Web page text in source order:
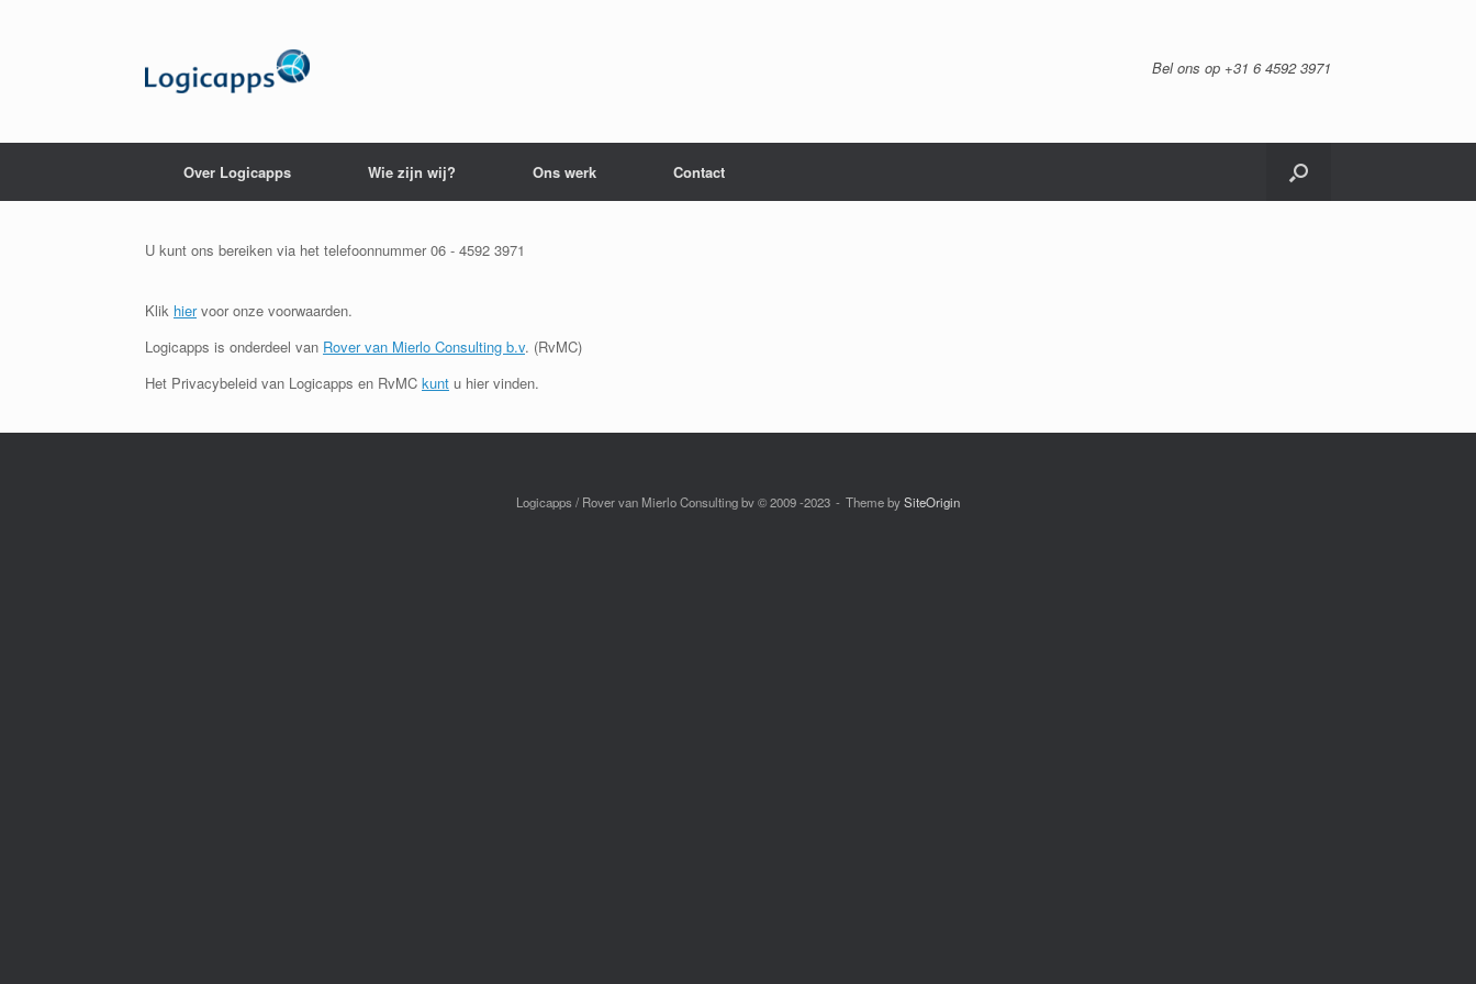
Bel ons op +31 6 4592 3971
Over Logicapps Wie zijn wij? Ons werk Contact
U kunt ons bereiken via het telefoonnummer 06 - 4592 3971
Klik hiervoor onze voorwaarden.
Logicapps is onderdeel van Rover van Mierlo Consulting b.v. (RvMC)
Het Privacybeleid van Logicapps en RvMC kunt u hier vinden.
Logicapps / Rover van Mierlo Consulting bv © 2009 -2023 Theme bySiteOrigin